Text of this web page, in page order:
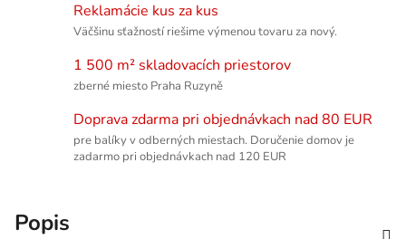
Reklamácie kus za kus
Väčšinu sťažností riešime výmenou tovaru za nový.
1 500 m² skladovacích priestorov
zberné miesto Praha Ruzyně
Doprava zdarma pri objednávkach nad 80 EUR
pre balíky v odberných miestach. Doručenie domov je
zadarmo pri objednávkach nad 120 EUR
Popis